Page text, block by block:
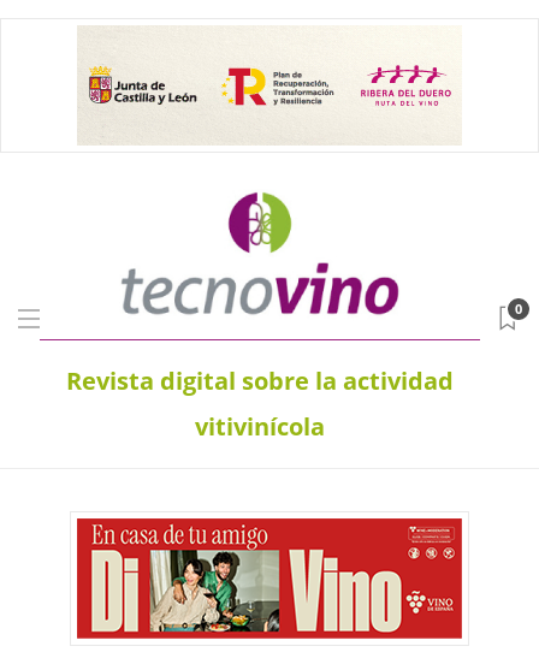
Revista digital sobre la actividad
vitivinícola
0